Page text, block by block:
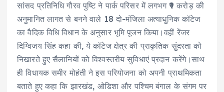
सांसद प्रतिनिधि गौरव पुष्टि ने पार्क परिसर में लगभग ₹9 करोड़ की
अनुमानित लागत से बनने वाले 18 दो-मंजिला अत्याधुनिक कॉटेज
का वैदिक विधि विधान के अनुसार भूमि पूजन किया।वहीं रेंजर
दिग्विजय सिंह कहा की, ये कॉटेज क्षेत्र की प्राकृतिक सुंदरता को
निखारते हुए सैलानियों को विश्वस्तरीय सुविधाएं प्रदान करेंगे।साथ
ही विधायक समीर मोहंती ने इस परियोजना को अपनी प्राथमिकता
बताते हुए कहा कि झारखंड, ओडिशा और पश्चिम बंगाल के संगम पर